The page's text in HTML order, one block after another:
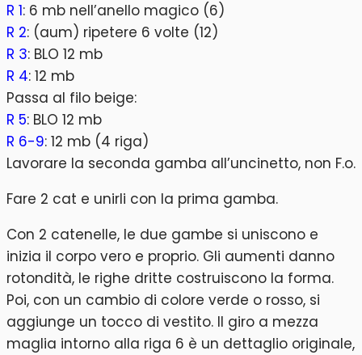
R 1: 6 mb nell’anello magico (6)
R 2: (aum) ripetere 6 volte (12)
R 3: BLO 12 mb
R 4: 12 mb
Passa al filo beige:
R 5: BLO 12 mb
R 6-9: 12 mb (4 riga)
Lavorare la seconda gamba all’uncinetto, non F.o.
Fare 2 cat e unirli con la prima gamba.
Con 2 catenelle, le due gambe si uniscono e
inizia il corpo vero e proprio. Gli aumenti danno
rotondità, le righe dritte costruiscono la forma.
Poi, con un cambio di colore verde o rosso, si
aggiunge un tocco di vestito. Il giro a mezza
maglia intorno alla riga 6 è un dettaglio originale,